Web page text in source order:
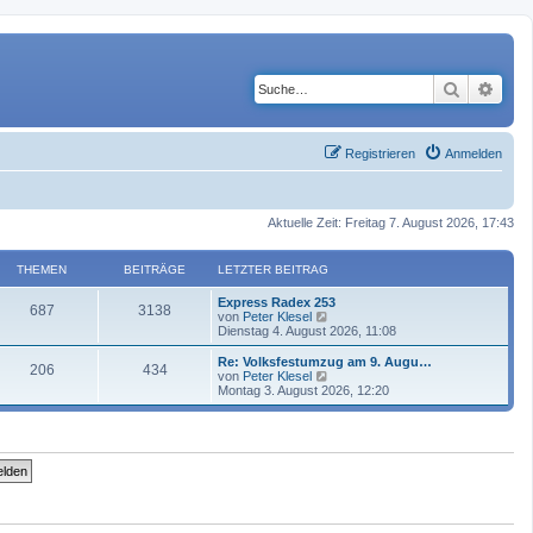
Suche
Anmelden
Registrieren
Aktuelle Zeit: Freitag 7. August 2026, 17:43
THEMEN BEITRÄGE LETZTER BEITRAG
687 3138
Express Radex 253
von Peter Klesel
e
u
e
t
r
i
Dienstag 4. August 2026, 11:08
206 434
Re: Volksfestumzug am 9. Augu…
von Peter Klesel
e
u
Montag 3. August 2026, 12:20